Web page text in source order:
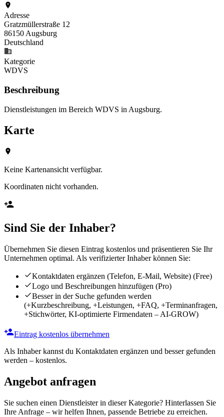
Adresse
Gratzmüllerstraße 12
86150 Augsburg
Deutschland
Kategorie
WDVS
Beschreibung
Dienstleistungen im Bereich WDVS in Augsburg.
Karte
Keine Kartenansicht verfügbar.
Koordinaten nicht vorhanden.
Sind Sie der Inhaber?
Übernehmen Sie diesen Eintrag kostenlos und präsentieren Sie Ihr
Unternehmen optimal. Als verifizierter Inhaber können Sie:
Kontaktdaten ergänzen (Telefon, E-Mail, Website) (Free)
Logo und Beschreibungen hinzufügen (Pro)
Besser in der Suche gefunden werden
(+Kurzbeschreibung, +Leistungen, +FAQ, +Terminanfragen,
+Stichwörter, KI-optimierte Firmendaten – AI-GROW)
Eintrag kostenlos übernehmen
Als Inhaber kannst du Kontaktdaten ergänzen und besser gefunden
werden – kostenlos.
Angebot anfragen
Sie suchen einen Dienstleister in dieser Kategorie? Hinterlassen Sie
Ihre Anfrage – wir helfen Ihnen, passende Betriebe zu erreichen.